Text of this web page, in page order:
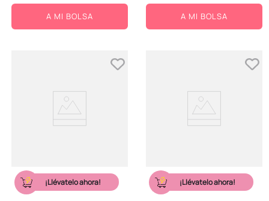
A MI BOLSA A MI BOLSA
¡Llévatelo ahora! ¡Llévatelo ahora!